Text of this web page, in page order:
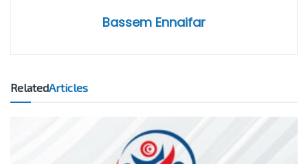
Bassem Ennaifar
RelatedArticles